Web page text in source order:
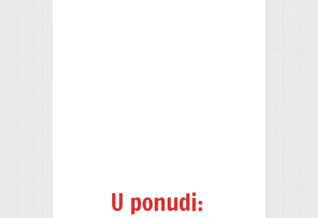
U ponudi: